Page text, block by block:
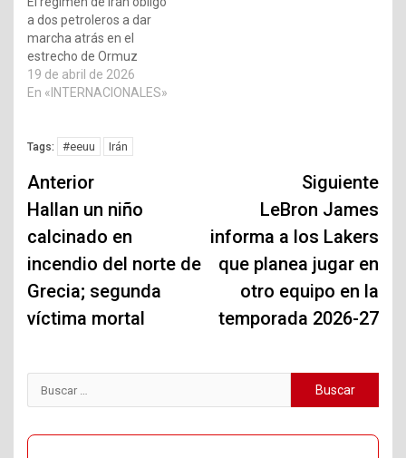
a dos petroleros a dar
marcha atrás en el
estrecho de Ormuz
19 de abril de 2026
En «INTERNACIONALES»
Tags: #eeuu Irán
Navegación
de
entradas
Anterior
Hallan un niño
calcinado en
incendio del norte de
Grecia; segunda
víctima mortal
Siguiente
LeBron James
informa a los Lakers
que planea jugar en
otro equipo en la
temporada 2026-27
Buscar: